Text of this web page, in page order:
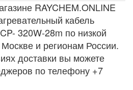
RAYCHEM.ONLINE
кабель
320W-28m по низкой
и регионам России.
доставки вы можете
по телефону +7